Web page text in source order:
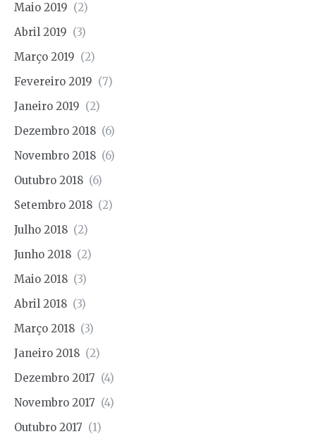
Maio 2019 (2)
Abril 2019 (3)
Março 2019 (2)
Fevereiro 2019 (7)
Janeiro 2019 (2)
Dezembro 2018 (6)
Novembro 2018 (6)
Outubro 2018 (6)
Setembro 2018 (2)
Julho 2018 (2)
Junho 2018 (2)
Maio 2018 (3)
Abril 2018 (3)
Março 2018 (3)
Janeiro 2018 (2)
Dezembro 2017 (4)
Novembro 2017 (4)
Outubro 2017 (1)